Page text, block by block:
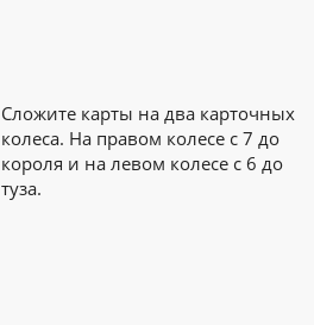
Сложите карты на два карточных
колеса. На правом колесе с 7 до
короля и на левом колесе с 6 до
туза.